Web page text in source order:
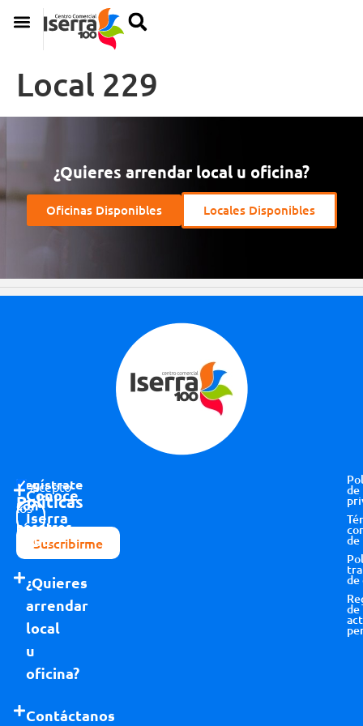
Local 229
¿Quieres arrendar local u oficina?
Oficinas Disponibles Locales Disponibles
Regístrate
con
nosotros
Acepto
los
términos y
condiciones
Suscribirme
Conoce
Iserra
100
¿Quieres
arrendar
local
u
oficina?
Contáctanos
Políticas
de
de
de
de